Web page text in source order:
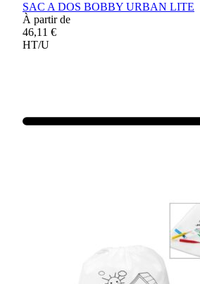
SAC A DOS BOBBY URBAN LITE
À partir de
46,11 €
HT/U